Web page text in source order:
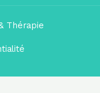
Thérapie